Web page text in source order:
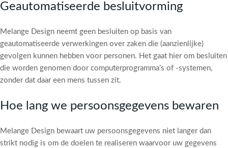
Geautomatiseerde besluitvorming
Melange Design neemt geen besluiten op basis van
geautomatiseerde verwerkingen over zaken die (aanzienlijke)
gevolgen kunnen hebben voor personen. Het gaat hier om besluiten
die worden genomen door computerprogramma’s of -systemen,
zonder dat daar een mens tussen zit.
Hoe lang we persoonsgegevens bewaren
Melange Design bewaart uw persoonsgegevens niet langer dan
strikt nodig is om de doelen te realiseren waarvoor uw gegevens